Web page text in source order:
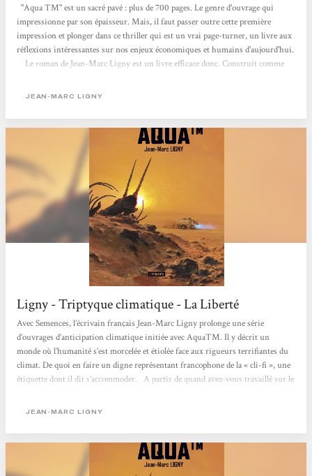
"Aqua TM" est un sacré pavé : plus de 700 pages. Le genre d'ouvrage qui
impressionne par son épaisseur. Mais, il faut passer outre cette première
impression et plonger dans ce thriller qui est un vrai page-turner, un livre aux
réflexions intéressantes sur nos enjeux économiques et humains d'aujourd'hui.
Le roman de Jean-Marc Ligny est un livre efficace donc. Construit comme
et jamais on ne s'ennuie. On passe d'un endroit à l'autre dans le monde, on suit
JEAN-MARC LIGNY
Ligny - Triptyque climatique - La Liberté
Avec Semences, l’écrivain français Jean-Marc Ligny prolonge une série
d’ouvrages d’anticipation climatique initiée avec AquaTM. Il y décrit un
monde où l’humanité s’est morcelée et étiolée face aux rigueurs terrifiantes du
climat. De quoi en faire un digne représentant francophone de la « cli-fi », une
étiquette dont il dit s’accommoder. A partir de quand avez-vous travaillé sur le
conscience (et par suite, dans mon travail) au tournant du siècle, quand elle...
JEAN-MARC LIGNY